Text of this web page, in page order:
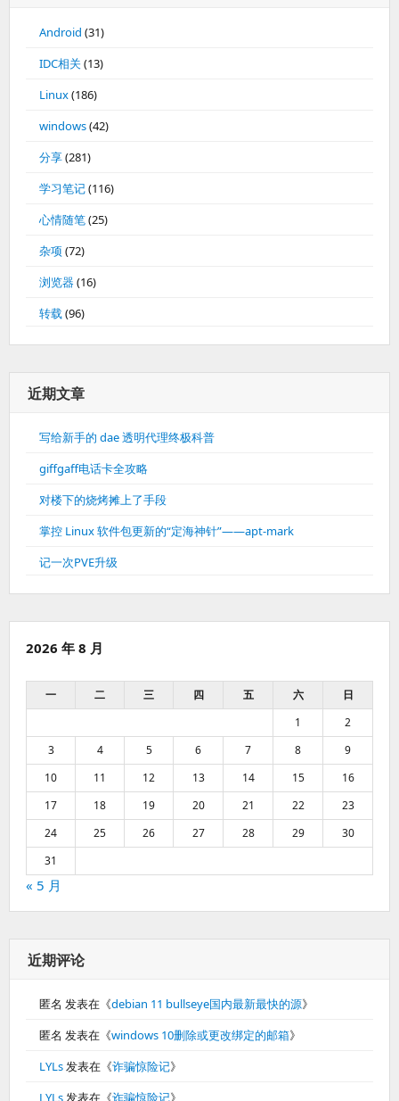
Android (31)
IDC相关(13)
Linux(186)
windows(42)
分享(281)
学习笔记(116)
心情随笔(25)
杂项 (72)
浏览器(16)
转载(96)
近期文章
写给新手的 dae 透明代理终极科普
giffgaff电话卡全攻略
对楼下的烧烤摊上了手段
掌控 Linux 软件包更新的“定海神针”——apt-mark
记一次PVE升级
2026 年 8 月
一 二 三 四 五 六
日
1
2
3
4 5 6 7 8
9
10
11 12 13 14 15
16
17
18 19 20 21 22
23
24
25 26 27 28 29
30
31
« 5 月
近期评论
匿名 发表在《debian 11 bullseye国内最新最快的源》
匿名 发表在《windows 10删除或更改绑定的邮箱》
LYLs发表在《诈骗惊险记》